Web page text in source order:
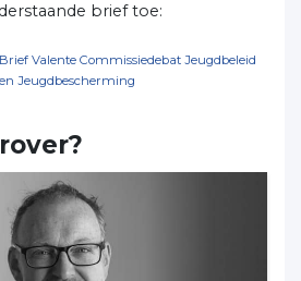
brief toe:
Brief Valente Commissiedebat Jeugdbeleid
en Jeugdbescherming